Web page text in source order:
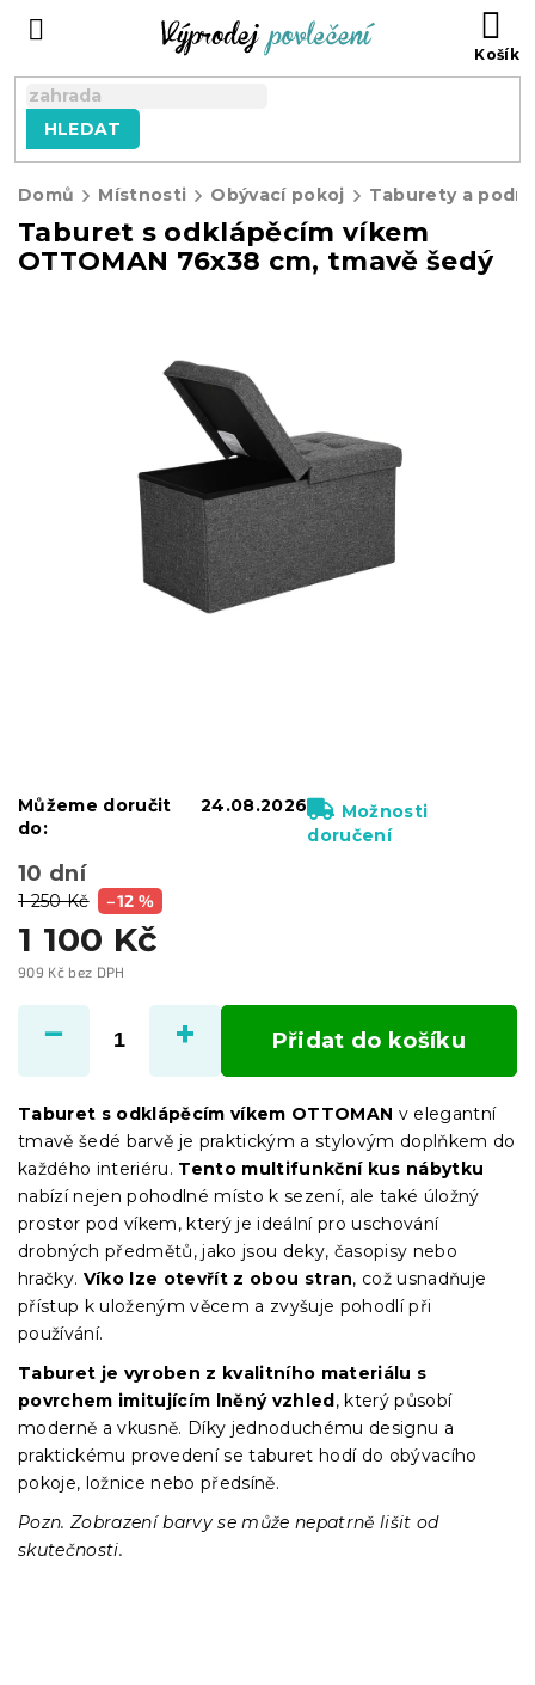
HLEDAT
Domů Místnosti Obývací pokoj Taburety a
Taburet s odklápěcím víkem
OTTOMAN 76x38 cm, tmavě šedý
1 250 Kč –12 %
1 100 Kč
909 Kč bez DPH
cena:
10 dní
Můžeme doručit
do:
24.08.2026
Možnosti
doručení
Přidat do košíku
Taburet s odklápěcím víkem OTTOMAN v elegantní
tmavě šedé barvě je praktickým a stylovým doplňkem do
každého interiéru. Tento multifunkční kus nábytku
nabízí nejen pohodlné místo k sezení, ale také úložný
prostor pod víkem, který je ideální pro uschování
drobných předmětů, jako jsou deky, časopisy nebo
hračky. Víko lze otevřít z obou stran, což usnadňuje
přístup k uloženým věcem a zvyšuje pohodlí při
používání.
Taburet je vyroben z kvalitního materiálu s
povrchem imitujícím lněný vzhled, který působí
moderně a vkusně. Díky jednoduchému designu a
praktickému provedení se taburet hodí do obývacího
pokoje, ložnice nebo předsíně.
Pozn. Zobrazení barvy se může nepatrně lišit od
skutečnosti.